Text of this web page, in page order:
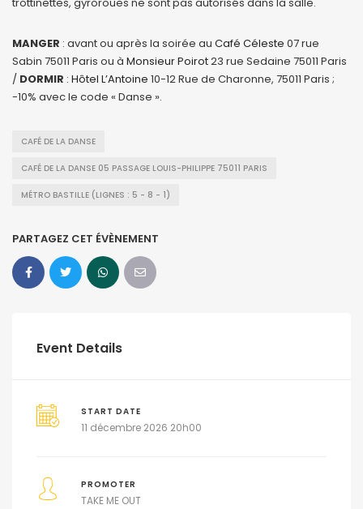
trottinettes, gyroroues ne sont pas autorisés dans la salle.
MANGER : avant ou après la soirée au Café Céleste 07 rue
Sabin 75011 Paris ou à Monsieur Poirot23 rue Sedaine 75011 Paris
/ DORMIR : Hôtel L’Antoine 10-12 Rue de Charonne, 75011 Paris ;
-10% avec le code « Danse ».
CAFÉ DE LA DANSE
CAFÉ DE LA DANSE 05 PASSAGE LOUIS-PHILIPPE 75011 PARIS
MÉTRO BASTILLE (LIGNES : 5 - 8 - 1)
PARTAGEZ CET ÉVÈNEMENT
Event Details
START DATE
11 décembre 2026 20h00
PROMOTER
TAKE ME OUT